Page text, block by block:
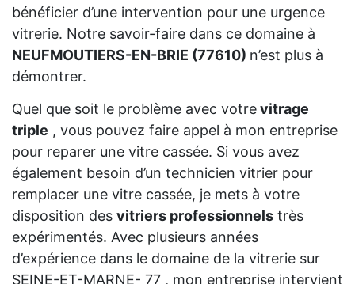
bénéficier d’une intervention pour une urgence
vitrerie. Notre savoir-faire dans ce domaine à
NEUFMOUTIERS-EN-BRIE (77610) n’est plus à
démontrer.
Quel que soit le problème avec votrevitrage
triple , vous pouvez faire appel à mon entreprise
pour reparer une vitre cassée. Si vous avez
également besoin d’un technicien vitrier pour
remplacer une vitre cassée, je mets à votre
disposition des vitriers professionnels très
expérimentés. Avec plusieurs années
d’expérience dans le domaine de la vitrerie sur
SEINE-ET-MARNE- 77 , mon entreprise intervient